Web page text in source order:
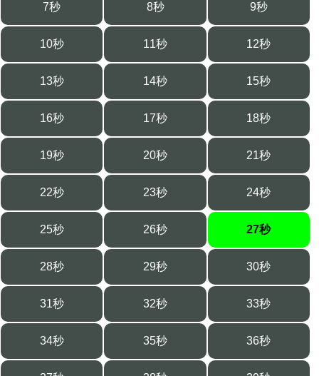
7秒 8秒 9秒
10秒 11秒 12秒
13秒 14秒 15秒
16秒 17秒 18秒
19秒 20秒 21秒
22秒 23秒 24秒
25秒 26秒 27秒
28秒 29秒 30秒
31秒 32秒 33秒
34秒 35秒 36秒